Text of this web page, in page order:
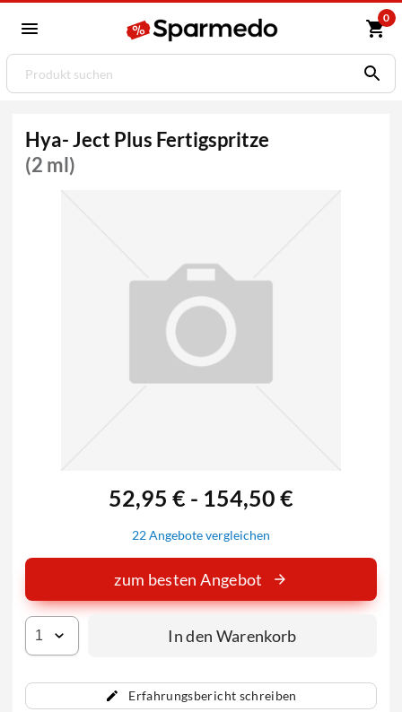
0
Hya- Ject Plus Fertigspritze
(2 ml)
Erfahrungsbericht schreiben
52,95 € - 154,50 €
22 Angebote vergleichen
zum besten Angebot
In den Warenkorb